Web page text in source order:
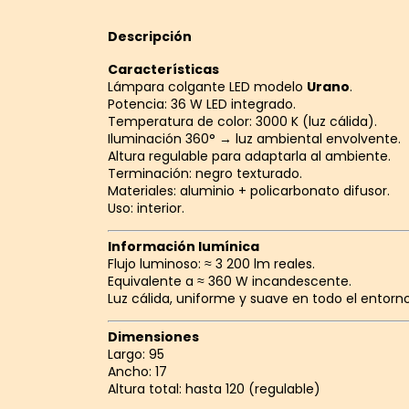
Descripción
Características
Lámpara colgante LED modelo Urano.
Potencia: 36 W LED integrado.
Temperatura de color: 3000 K (luz cálida).
Iluminación 360° → luz ambiental envolvente.
Altura regulable para adaptarla al ambiente.
Terminación: negro texturado.
Materiales: aluminio + policarbonato difusor.
Uso: interior.
Información lumínica
Flujo luminoso: ≈ 3 200 lm reales.
Equivalente a ≈ 360 W incandescente.
Luz cálida, uniforme y suave en todo el
Dimensiones
Largo: 95
Ancho: 17
Altura total: hasta 120 (regulable)